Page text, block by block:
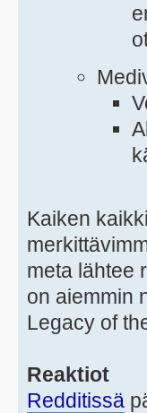
Kaiken
meta lähtee
on aiemmin
Legacy of
Reaktiot
Redditissä